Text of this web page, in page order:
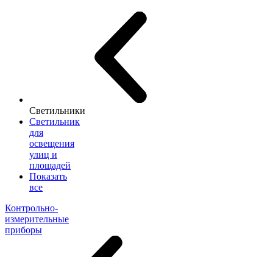
Светильники
Светильник
для
освещения
улиц и
площадей
Показать
все
Контрольно-
измерительные
приборы